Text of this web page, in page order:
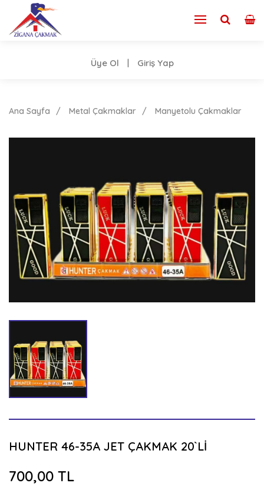
Üye Ol Giriş Yap
Ana Sayfa Metal Çakmaklar Manyetolu Çakmaklar
HUNTER 46-35A JET ÇAKMAK 20`Lİ
700,00 TL